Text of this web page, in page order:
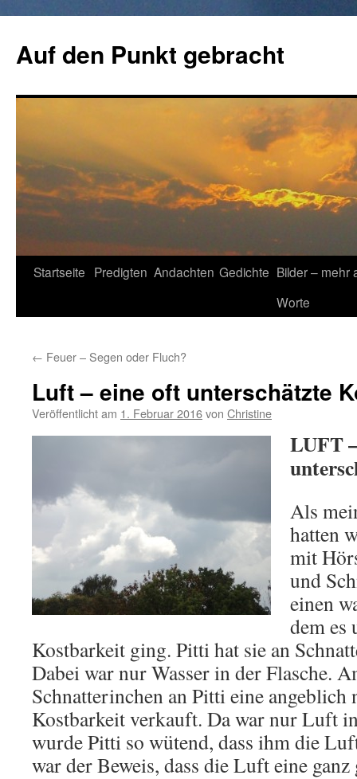
springen
Auf den Punkt gebracht
Startseite Predigten Andachten Gedichte Bilder – mehr
Worte
← Feuer – Segen oder Fluch?
Luft – eine oft unterschätzte
Veröffentlicht am 1. Februar 2016von Christine
LUFT
Als
hatten
mit
und
einen
dem es
Kostbarkeit ging. Pitti hat sie an
Dabei war nur Wasser in der Flasche.
Schnatterinchen an Pitti eine angeblich
Kostbarkeit verkauft. Da war nur Luft
wurde Pitti so wütend, dass ihm die
war der Beweis, dass die Luft eine